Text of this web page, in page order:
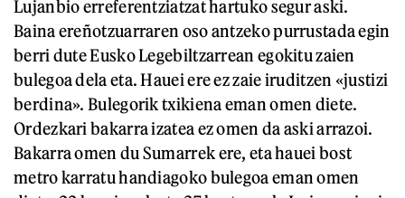
Lujanbio erreferentziatzat hartuko segur aski.
Baina ereñotzuarraren oso antzeko purrustada egin
berri dute Eusko Legebiltzarrean egokitu zaien
bulegoa dela eta. Hauei ere ez zaie iruditzen «justizi
berdina». Bulegorik txikiena eman omen diete.
Ordezkari bakarra izatea ez omen da aski arrazoi.
Bakarra omen du Sumarrek ere, eta hauei bost
metro karratu handiagoko bulegoa eman omen